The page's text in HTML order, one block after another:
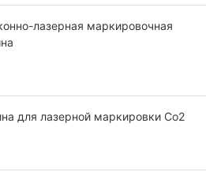
лазерная маркировочная
для лазерной маркировки Co2